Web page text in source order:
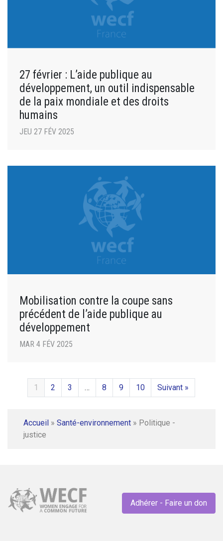
27 février : L’aide publique au
développement, un outil indispensable
de la paix mondiale et des droits
humains
JEU 27 FÉV 2025
Mobilisation contre la coupe sans
précédent de l’aide publique au
développement
MAR 4 FÉV 2025
1 2 3 … 8 9 10 Suivant »
Accueil » Santé-environnement » Politique -
justice
Adhérer - Faire un don